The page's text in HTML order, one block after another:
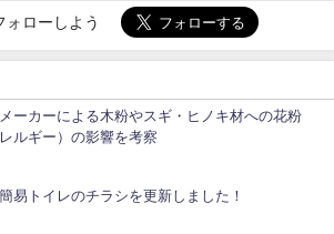
ォローしよう
ーカーによる木粉やスギ・ヒノキ材への花粉
レルギー）の影響を考察
易トイレのチラシを更新しました！